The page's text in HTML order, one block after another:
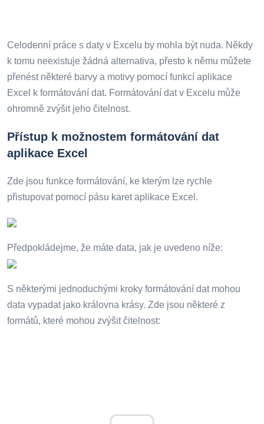
Celodenní práce s daty v Excelu by mohla být nuda. Někdy
k tomu neexistuje žádná alternativa, přesto k němu můžete
přenést některé barvy a motivy pomocí funkcí aplikace
Excel k formátování dat. Formátování dat v Excelu může
ohromně zvýšit jeho čitelnost.
Přístup k možnostem formátování dat
aplikace Excel
Zde jsou funkce formátování, ke kterým lze rychle
přistupovat pomocí pásu karet aplikace Excel.
Předpokládejme, že máte data, jak je uvedeno níže:
S některými jednoduchými kroky formátování dat mohou
data vypadat jako královna krásy. Zde jsou některé z
formátů, které mohou zvýšit čitelnost: